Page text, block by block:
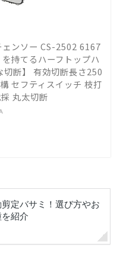
ンソー CS-2502 6167
持てるハーフトップハ
切断】 有効切断長さ250
セフティスイッチ 枝打
丸太切断